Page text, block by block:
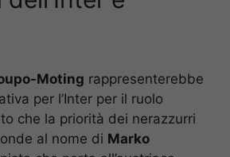
Moting rappresenterebbe
per l’Inter per il ruolo
che la priorità dei nerazzurri
al nome di Marko